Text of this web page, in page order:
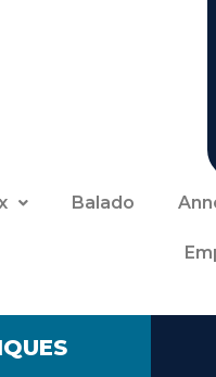
Balado